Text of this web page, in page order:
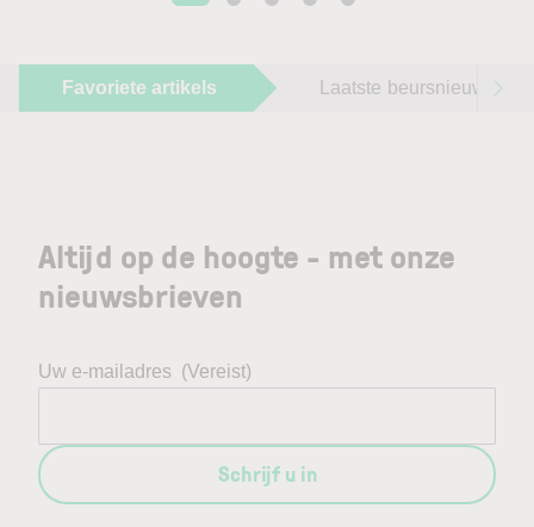
Favoriete artikels Laatste beursnieuws
Altijd op de hoogte - met onze
nieuwsbrieven
Uw e-mailadres (Vereist)
Schrijf u in